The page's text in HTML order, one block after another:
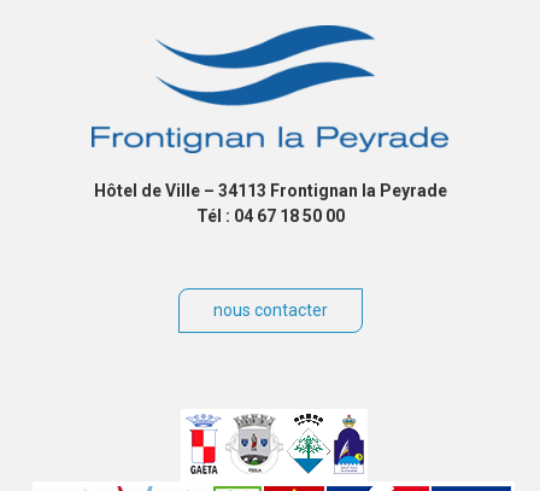
Hôtel de Ville – 34113 Frontignan la Peyrade
Tél : 04 67 18 50 00
nous contacter